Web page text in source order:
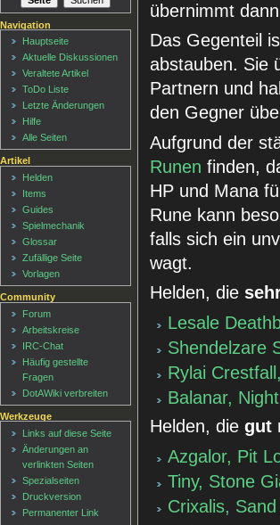
übernimmt
Das Gegenteil
abstauben. Sie
Partnern und
den Gegner
Aufgrund der
Runen finden,
HP und Mana
Rune kann
falls sich ein
wagt.
Helden, die
Lesale
Shendelzare
Rylai
Balanar,
Helden, diegut
Azgalor, Pit
Tiny, Stone
Crixalis, Sand
Navigation
Hauptseite
Aktuelle Diskussionen
Veraltete Artikel
ToDo Liste
Letzte Änderungen
Hilfe
Alle Seiten
Artikel
Helden
Items
Guides
Spielmechanik
Glossar
Zufällige Seite
Vorlagen
Community
Forum
Arbeitskreise
IRC-Chat
Häufig gestellte
Fragen
DotAWiki verbreiten
Werkzeuge
Links auf diese Seite
Änderungen an
verlinkten Seiten
Spezialseiten
Druckversion
Permanenter Link